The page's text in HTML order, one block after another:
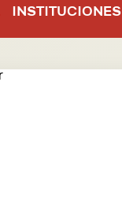
INSTITUCIONES